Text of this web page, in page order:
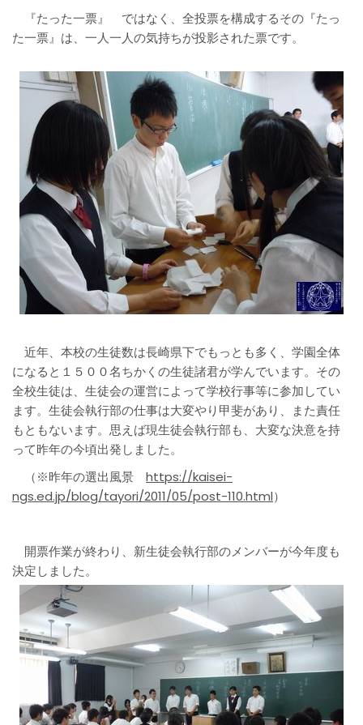
『たった一票』 ではなく、全投票を構成するその『たっ
た一票』は、一人一人の気持ちが投影された票です。
近年、本校の生徒数は長崎県下でもっとも多く、学園全体
になると１５００名ちかくの生徒諸君が学んでいます。その
全校生徒は、生徒会の運営によって学校行事等に参加してい
ます。生徒会執行部の仕事は大変やり甲斐があり、また責任
もともないます。思えば現生徒会執行部も、大変な決意を持
って昨年の今頃出発しました。
（※昨年の選出風景 https://kaisei-
ngs.ed.jp/blog/tayori/2011/05/post-110.html）
開票作業が終わり、新生徒会執行部のメンバーが今年度も
決定しました。